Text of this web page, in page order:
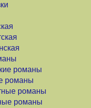
романы
романы
романы
романы